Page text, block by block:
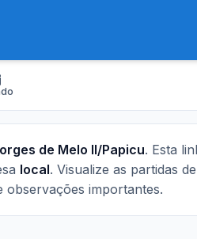
de Melo II/Papicu. Esta
local. Visualize as partidas de
observações importantes.